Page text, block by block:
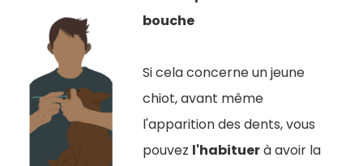
bouche
Si cela concerne un jeune
chiot, avant même
l'apparition des dents, vous
pouvez l'habituerà avoir la